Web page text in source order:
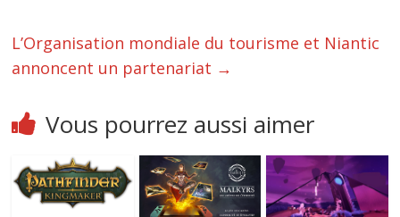
L’Organisation mondiale du tourisme et Niantic
annoncent un partenariat →
Vous pourrez aussi aimer